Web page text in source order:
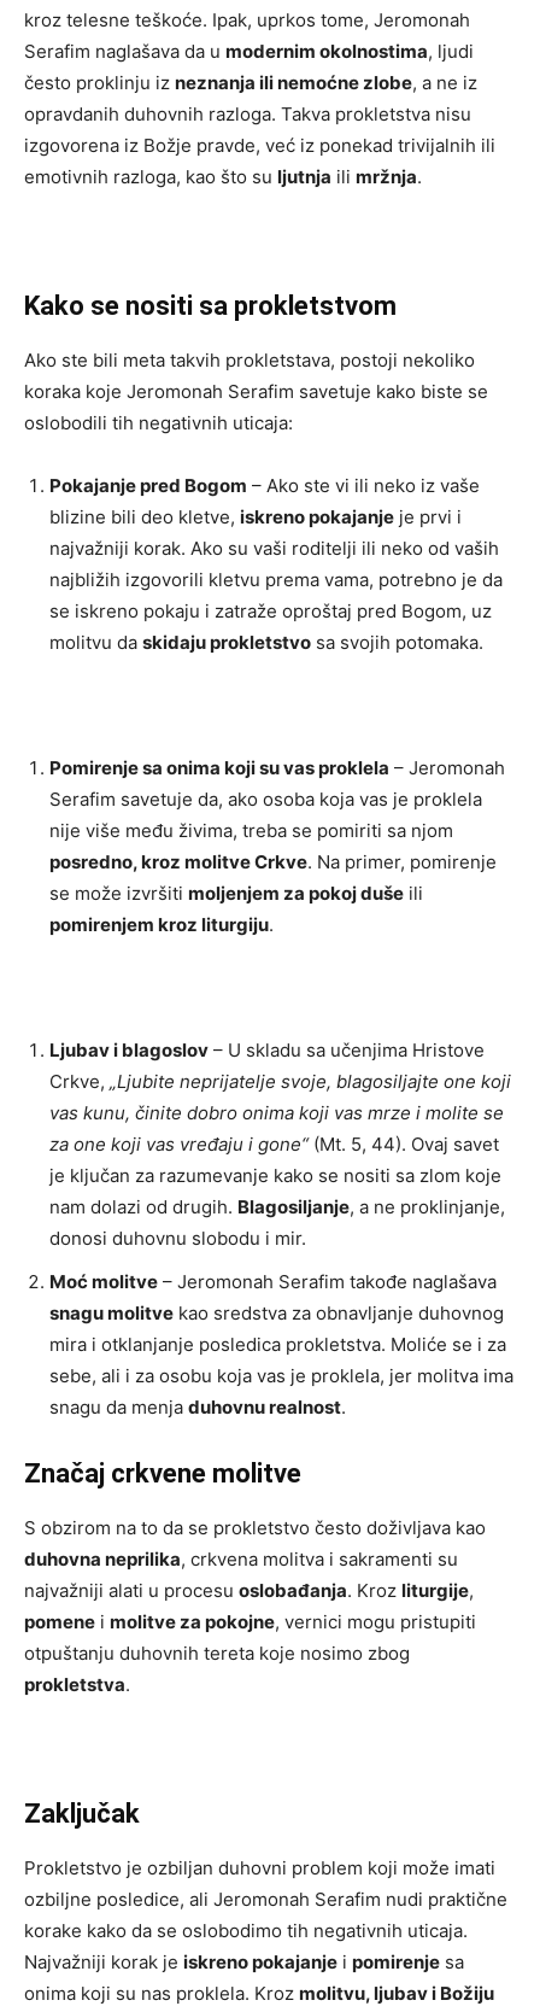
kroz telesne teškoće. Ipak, uprkos tome, Jeromonah
Serafim naglašava da u modernim okolnostima, ljudi
često proklinju iz neznanja ili nemoćne zlobe, a ne iz
opravdanih duhovnih razloga. Takva prokletstva nisu
izgovorena iz Božje pravde, već iz ponekad trivijalnih ili
emotivnih razloga, kao što su ljutnja ili mržnja.
Kako se nositi sa prokletstvom
Ako ste bili meta takvih prokletstava, postoji nekoliko
koraka koje Jeromonah Serafim savetuje kako biste se
oslobodili tih negativnih uticaja:
Pokajanje pred Bogom – Ako ste vi ili neko iz vaše
blizine bili deo kletve, iskreno pokajanje je prvi i
najvažniji korak. Ako su vaši roditelji ili neko od vaših
najbližih izgovorili kletvu prema vama, potrebno je da
se iskreno pokaju i zatraže oproštaj pred Bogom, uz
molitvu da skidaju prokletstvo sa svojih potomaka.
Pomirenje sa onima koji su vas proklela – Jeromonah
Serafim savetuje da, ako osoba koja vas je proklela
nije više među živima, treba se pomiriti sa njom
posredno, kroz molitve Crkve. Na primer, pomirenje
se može izvršiti moljenjem za pokoj duše ili
pomirenjem kroz liturgiju.
Ljubav i blagoslov – U skladu sa učenjima Hristove
Crkve, „Ljubite neprijatelje svoje, blagosiljajte one koji
vas kunu, činite dobro onima koji vas mrze i molite se
za one koji vas vređaju i gone“(Mt. 5, 44). Ovaj savet
je ključan za razumevanje kako se nositi sa zlom koje
nam dolazi od drugih. Blagosiljanje, a ne proklinjanje,
donosi duhovnu slobodu i mir.
Moć molitve – Jeromonah Serafim takođe naglašava
snagu molitve kao sredstva za obnavljanje duhovnog
mira i otklanjanje posledica prokletstva. Moliće se i za
sebe, ali i za osobu koja vas je proklela, jer molitva ima
snagu da menja duhovnu realnost.
Značaj crkvene molitve
S obzirom na to da se prokletstvo često doživljava kao
duhovna neprilika, crkvena molitva i sakramenti su
najvažniji alati u procesu oslobađanja. Kroz liturgije,
pomene i molitve za pokojne, vernici mogu pristupiti
otpuštanju duhovnih tereta koje nosimo zbog
prokletstva.
Zaključak
Prokletstvo je ozbiljan duhovni problem koji može imati
ozbiljne posledice, ali Jeromonah Serafim nudi praktične
korake kako da se oslobodimo tih negativnih uticaja.
Najvažniji korak je iskreno pokajanje i pomirenje sa
onima koji su nas proklela. Kroz molitvu, ljubav i Božiju